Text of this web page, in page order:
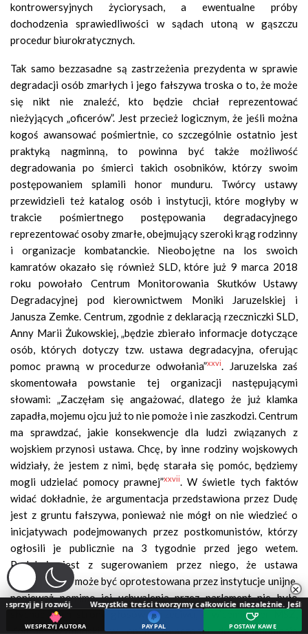
kontrowersyjnych życiorysach, a ewentualne próby
dochodzenia sprawiedliwości w sądach utoną w gąszczu
procedur biurokratycznych.
Tak samo bezzasadne są zastrzeżenia prezydenta w sprawie
degradacji osób zmarłych i jego fałszywa troska o to, że może
się nikt nie znaleźć, kto będzie chciał reprezentować
nieżyjących „oficerów”. Jest przecież logicznym, że jeśli można
kogoś awansować pośmiertnie, co szczególnie ostatnio jest
praktyką nagminną, to powinna być także możliwość
degradowania po śmierci takich osobników, którzy swoim
postępowaniem splamili honor munduru. Twórcy ustawy
przewidzieli też katalog osób i instytucji, które mogłyby w
trakcie pośmiertnego postępowania degradacyjnego
reprezentować osoby zmarłe, obejmujący szeroki krąg rodzinny
i organizacje kombatanckie. Nieobojętne na los swoich
kamratów okazało się również SLD, które już 9 marca 2018
roku powołało Centrum Monitorowania Skutków Ustawy
Degradacyjnej pod kierownictwem Moniki Jaruzelskiej i
Janusza Zemke. Centrum, zgodnie z deklaracją rzeczniczki SLD,
Anny Marii Żukowskiej, „będzie zbierało informacje dotyczące
osób, których dotyczy tzw. ustawa degradacyjna, oferując
pomoc prawną w procedurze odwołania”xxvi. Jaruzelska zaś
skomentowała powstanie tej organizacji następującymi
słowami: „Zaczęłam się angażować, dlatego że już klamka
zapadła, mojemu ojcu już to nie pomoże i nie zaszkodzi. Centrum
ma sprawdzać, jakie konsekwencje dla ludzi związanych z
wojskiem przynosi ustawa. Chcę, by inne rodziny wojskowych
widziały, że jestem z nimi, będę starała się pomóc, będziemy
mogli udzielać pomocy prawnej”xxvii. W świetle tych faktów
widać dokładnie, że argumentacja przedstawiona przez Dudę
jest z gruntu fałszywa, ponieważ nie mógł on nie wiedzieć o
inicjatywach podejmowanych przez postkomunistów, którzy
ogłosili je publicznie na 3 tygodnie przed jego wetem.
Podobnie jest z sugerowaniem przez niego, że ustawa
degradacyjna może być oprotestowana przez instytucje unijne,
ponieważ pomimo jej uchwalenia przez parlament nie było
słychać z ich strony głosów sprzeciwu, a wiceminister MSZ,
Konrad Szymański, w opinii załączonej do uzasadnienia
×
Wszystkie treści tworzymy całkowicie niezależnie. Jeśli doceniasz
WESPRZYJ AUTORA PAYPAL POSTAW KAWĘ